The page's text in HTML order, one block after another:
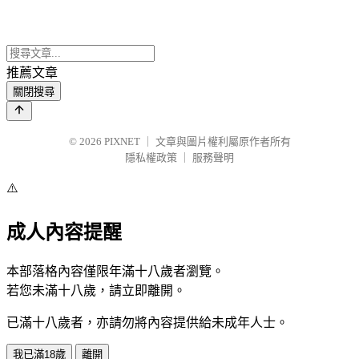
推薦文章
關閉搜尋
© 2026 PIXNET
文章與圖片權利屬原作者所有
隱私權政策
服務聲明
⚠️
成人內容提醒
本部落格內容僅限年滿十八歲者瀏覽。
若您未滿十八歲，請立即離開。
已滿十八歲者，亦請勿將內容提供給未成年人士。
我已滿18歲 離開